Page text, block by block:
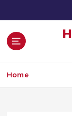
Home